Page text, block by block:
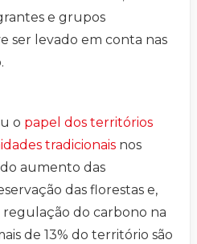
e grupos
ser levado em conta nas
o papel dos territórios
tradicionais nos
aumento das
das florestas e,
do carbono na
de 13% do território são